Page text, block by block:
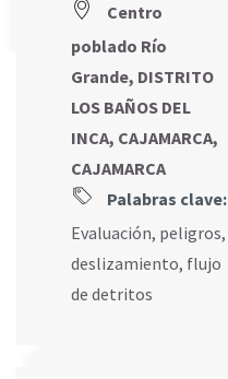
Centro
poblado Río
Grande, DISTRITO
LOS BAÑOS DEL
INCA, CAJAMARCA,
CAJAMARCA
Palabras clave:
Evaluación, peligros,
deslizamiento, flujo
de detritos